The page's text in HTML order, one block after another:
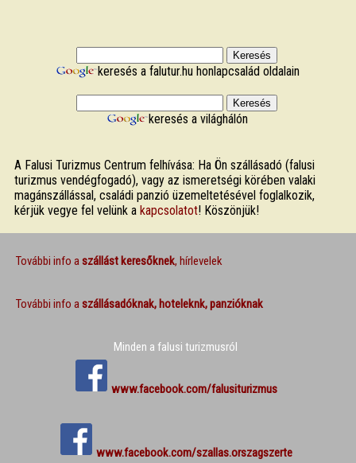
keresés a falutur.hu honlapcsalád oldalain
keresés a világhálón
A Falusi Turizmus Centrum felhívása: Ha Ön szállásadó (falusi
turizmus vendégfogadó), vagy az ismeretségi körében valaki
magánszállással, családi panzió üzemeltetésével foglalkozik,
kérjük vegye fel velünk a kapcsolatot! Köszönjük!
További info aszállást keresőknek, hírlevelek
További info aszállásadóknak, hoteleknk, panzióknak
Minden a falusi turizmusról
www.facebook.com/falusiturizmus
www.facebook.com/szallas.orszagszerte